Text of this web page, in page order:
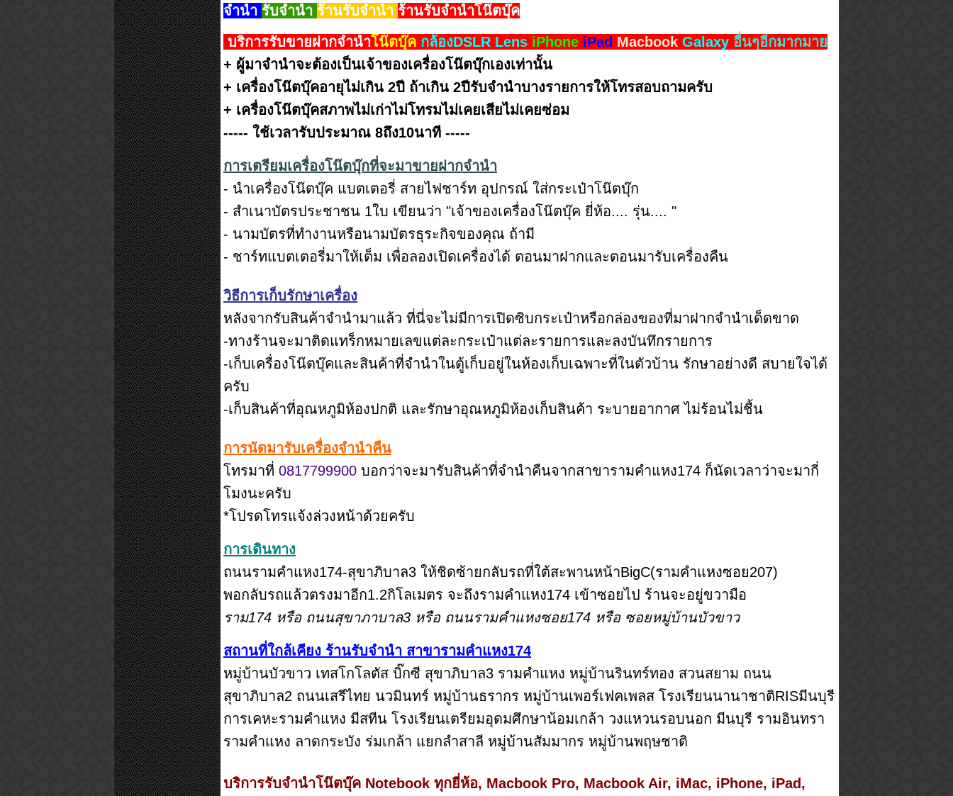
จำนำ รับจำนำ ร้านรับจำนำ ร้านรับจำนำโน๊ตบุ๊ค
บริการรับขายฝากจำนำโน๊ตบุ๊ค กล้องDSLR Lens iPhone iPad Macbook Galaxy อื่นๆอีกมากมาย
+ ผู้มาจำนำจะต้องเป็นเจ้าของเครื่องโน๊ตบุ๊กเองเท่านั้น
+ เครื่องโน๊ตบุ๊คอายุไม่เกิน 2ปี ถ้าเกิน 2ปีรับจำนำบางรายการให้โทรสอบถามครับ
+ เครื่องโน๊ตบุ๊คสภาพไม่เก่าไม่โทรมไม่เคยเสียไม่เคยซ่อม
----- ใช้เวลารับประมาณ 8ถึง10นาที -----
การเตรียมเครื่องโน๊ตบุ๊กที่จะมาขายฝากจำนำ
- นำเครื่องโน๊ตบุ๊ค แบตเตอรี่ สายไฟชาร์ท อุปกรณ์ ใส่กระเป๋าโน๊ตบุ๊ก
- สำเนาบัตรประชาชน 1ใบ เขียนว่า "เจ้าของเครื่องโน๊ตบุ๊ค ยี่ห้อ.... รุ่น.... "
- นามบัตรที่ทำงานหรือนามบัตรธุระกิจของคุณ ถ้ามี
- ชาร์ทแบตเตอรี่มาให้เต็ม เพื่อลองเปิดเครื่องได้ ตอนมาฝากและตอนมารับเครื่องคืน
วิธีการเก็บรักษาเครื่อง
หลังจากรับสินค้าจำนำมาแล้ว ที่นี่จะไม่มีการเปิดซิบกระเป๋าหรือกล่องของที่มาฝากจำนำเด็ดขาด
-ทางร้านจะมาติดแทร็กหมายเลขแต่ละกระเป๋าแต่ละรายการและลงบันทึกรายการ
-เก็บเครื่องโน๊ตบุ๊คและสินค้าที่จำนำในตู้เก็บอยู่ในห้องเก็บเฉพาะที่ในตัวบ้าน รักษาอย่างดี สบายใจได้
ครับ
-เก็บสินค้าที่อุณหภูมิห้องปกติ และรักษาอุณหภูมิห้องเก็บสินค้า ระบายอากาศ ไม่ร้อนไม่ชื้น
การนัดมารับเครื่องจำนำคืน
โทรมาที่ 0817799900 บอกว่าจะมารับสินค้าที่จำนำคืนจากสาขารามคำแหง174 ก็นัดเวลาว่าจะมากี่
โมงนะครับ
*โปรดโทรแจ้งล่วงหน้าด้วยครับ
การเดินทาง
ถนนรามคำแหง174-สุขาภิบาล3 ให้ชิดซ้ายกลับรถที่ใต้สะพานหน้าBigC(รามคำแหงซอย207)
พอกลับรถแล้วตรงมาอีก1.2กิโลเมตร จะถึงรามคำแหง174 เข้าซอยไป ร้านจะอยู่ขวามือ
ราม174 หรือ ถนนสุขาภาบาล3 หรือ ถนนรามคำแหงซอย174 หรือ ซอยหมู่บ้านบัวขาว
สถานที่ใกล้เคียง ร้านรับจำนำ สาขารามคำแหง174
หมู่บ้านบัวขาว เทสโกโลตัส บิ๊กซี สุขาภิบาล3 รามคำแหง หมู่บ้านรินทร์ทอง สวนสยาม ถนน
สุขาภิบาล2 ถนนเสรีไทย นวมินทร์ หมู่บ้านธรากร หมู่บ้านเพอร์เฟคเพลส โรงเรียนนานาชาติRISมีนบุรี
การเคหะรามคำแหง มีสทีน โรงเรียนเตรียมอุดมศึกษาน้อมเกล้า วงแหวนรอบนอก มีนบุรี รามอินทรา
รามคำแหง ลาดกระบัง ร่มเกล้า แยกลำสาลี หมู่บ้านสัมมากร หมู่บ้านพฤษชาติ
บริการรับจำนำโน๊ตบุ๊ค Notebook ทุกยี่ห้อ, Macbook Pro, Macbook Air, iMac, iPhone, iPad,